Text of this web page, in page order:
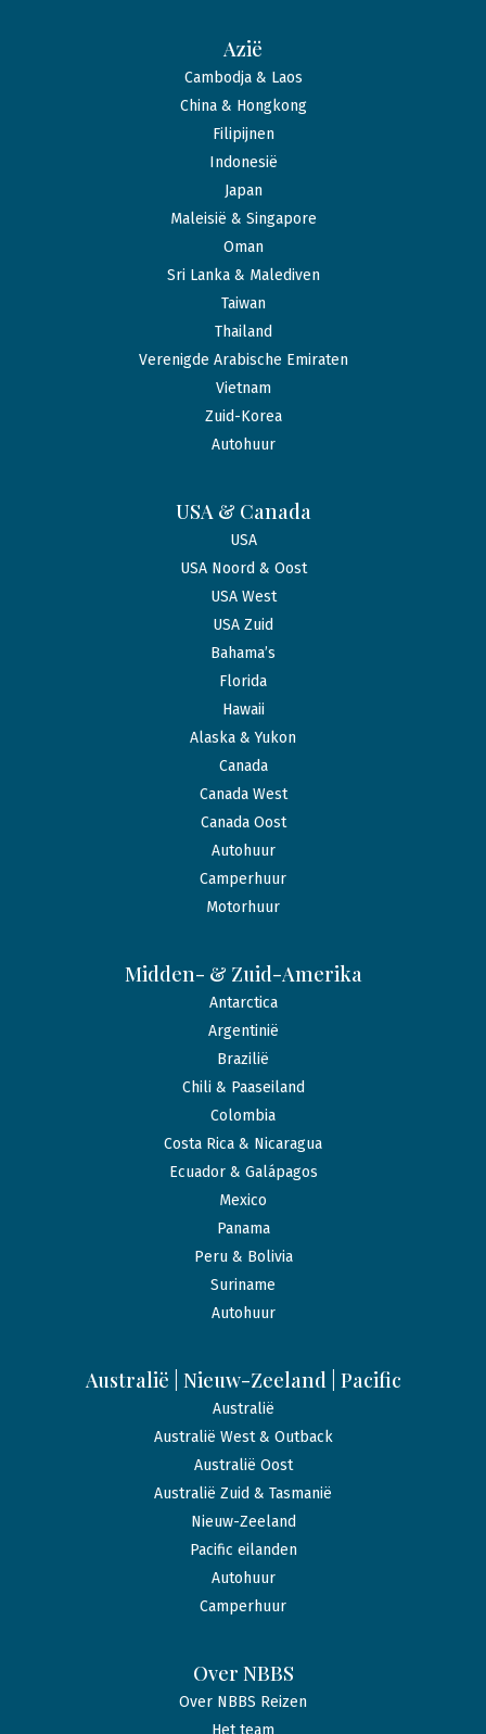
Azië
Cambodja & Laos
China & Hongkong
Filipijnen
Indonesië
Japan
Maleisië & Singapore
Oman
Sri Lanka & Malediven
Taiwan
Thailand
Verenigde Arabische Emiraten
Vietnam
Zuid-Korea
Autohuur
USA & Canada
USA
USA Noord & Oost
USA West
USA Zuid
Bahama’s
Florida
Hawaii
Alaska & Yukon
Canada
Canada West
Canada Oost
Autohuur
Camperhuur
Motorhuur
Midden- & Zuid-Amerika
Antarctica
Argentinië
Brazilië
Chili & Paaseiland
Colombia
Costa Rica & Nicaragua
Ecuador & Galápagos
Mexico
Panama
Peru & Bolivia
Suriname
Autohuur
Australië | Nieuw-Zeeland | Pacific
Australië
Australië West & Outback
Australië Oost
Australië Zuid & Tasmanië
Nieuw-Zeeland
Pacific eilanden
Autohuur
Camperhuur
Over NBBS
Over NBBS Reizen